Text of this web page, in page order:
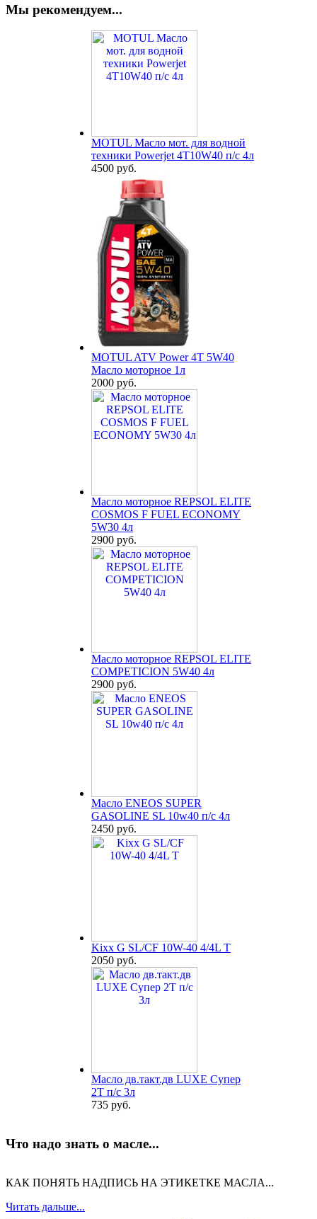
Мы рекомендуем...
MOTUL Масло мот. для водной
техники Powerjet 4T10W40 п/с 4л
4500 руб.
MOTUL ATV Power 4T 5W40
Масло моторное 1л
2000 руб.
Масло моторное REPSOL ELITE
COSMOS F FUEL ECONOMY
5W30 4л
2900 руб.
Масло моторное REPSOL ELITE
COMPETICION 5W40 4л
2900 руб.
Масло ENEOS SUPER
GASOLINE SL 10w40 п/с 4л
2450 руб.
Kixx G SL/CF 10W-40 4/4L T
2050 руб.
Масло дв.такт.дв LUXE Супер
2Т п/с 3л
735 руб.
Что надо знать о масле...
КАК ПОНЯТЬ НАДПИСЬ НА ЭТИКЕТКЕ МАСЛА...
Читать дальше...